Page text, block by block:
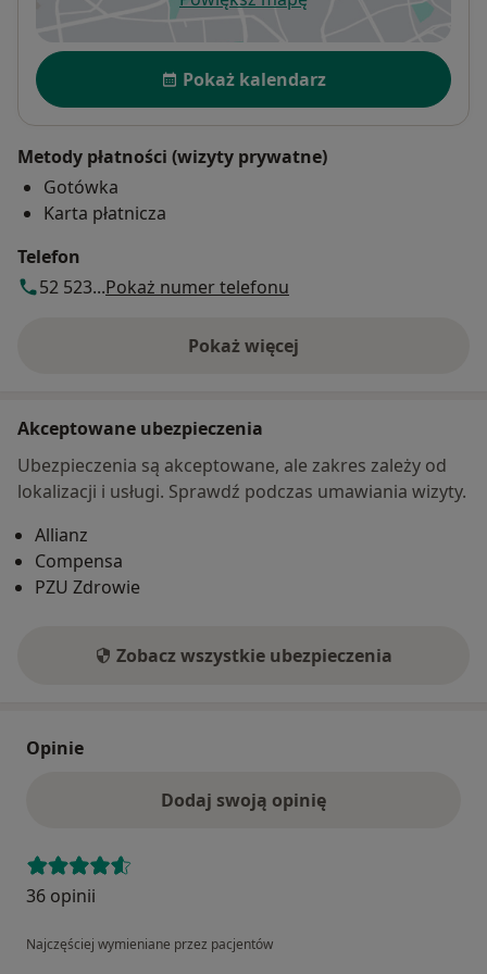
otwiera się w nowej karcie
Dostępność
Pokaż kalendarz
Metody płatności (wizyty prywatne)
Gotówka
Karta płatnicza
Telefon
52 523...Pokaż numer telefonu
Pokaż więcej
o adresie
Akceptowane ubezpieczenia
Ubezpieczenia są akceptowane, ale zakres zależy od
lokalizacji i usługi. Sprawdź podczas umawiania wizyty.
Allianz
Compensa
PZU Zdrowie
Zobacz wszystkie ubezpieczenia
Opinie
Dodaj swoją opinię
36 opinii
Najczęściej wymieniane przez pacjentów